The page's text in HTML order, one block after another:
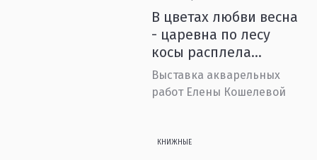
В цветах любви весна
- царевна по лесу
косы расплела…
Выставка акварельных
работ Елены Кошелевой
КНИЖНЫЕ